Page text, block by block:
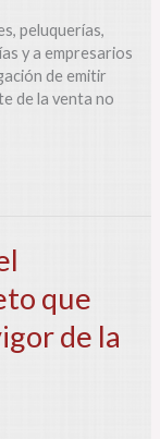
peluquerías,
y a empresarios
de emitir
de la venta no
que
de la